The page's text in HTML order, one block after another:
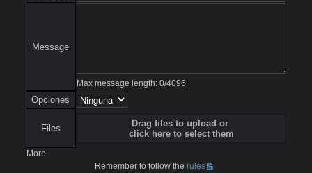
Message
Max message length: 0/4096
Opciones
Files
Drag files to upload or
click here to select them
More
Remember to follow therules